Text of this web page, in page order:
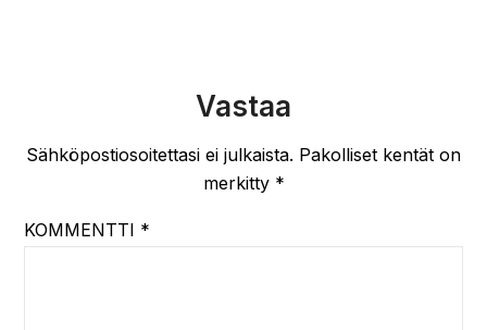
Vastaa
Sähköpostiosoitettasi ei julkaista. Pakolliset kentät on
merkitty *
KOMMENTTI *